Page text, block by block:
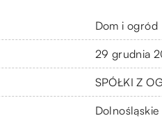
Dom i ogród
29 grudnia
SPÓŁKI Z
Dolnośląskie